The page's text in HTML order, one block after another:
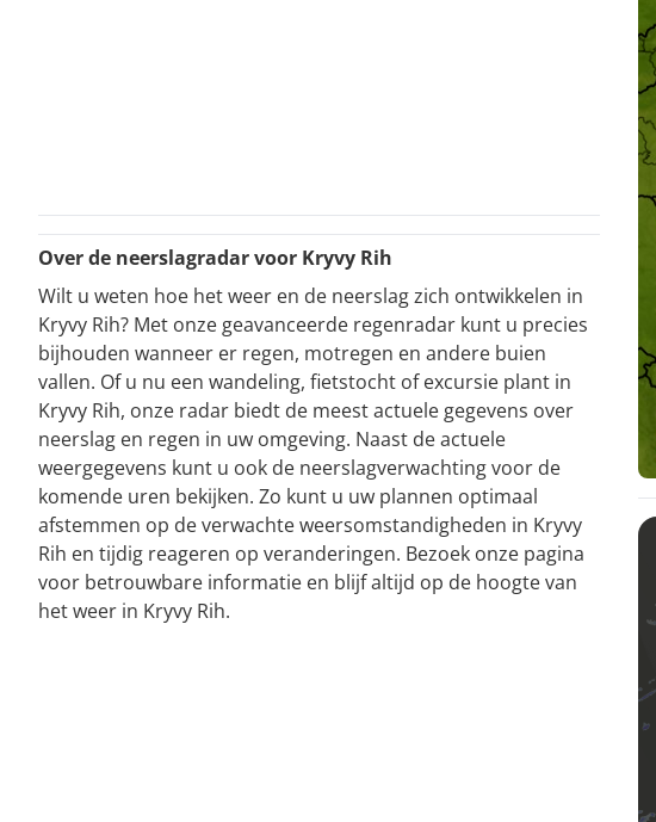
Over de neerslagradar voor Kryvy Rih
Wilt u weten hoe het weer en de neerslag zich ontwikkelen in
Kryvy Rih? Met onze geavanceerde regenradar kunt u precies
bijhouden wanneer er regen, motregen en andere buien
vallen. Of u nu een wandeling, fietstocht of excursie plant in
Kryvy Rih, onze radar biedt de meest actuele gegevens over
neerslag en regen in uw omgeving. Naast de actuele
weergegevens kunt u ook de neerslagverwachting voor de
komende uren bekijken. Zo kunt u uw plannen optimaal
afstemmen op de verwachte weersomstandigheden in Kryvy
Rih en tijdig reageren op veranderingen. Bezoek onze pagina
voor betrouwbare informatie en blijf altijd op de hoogte van
het weer in Kryvy Rih.